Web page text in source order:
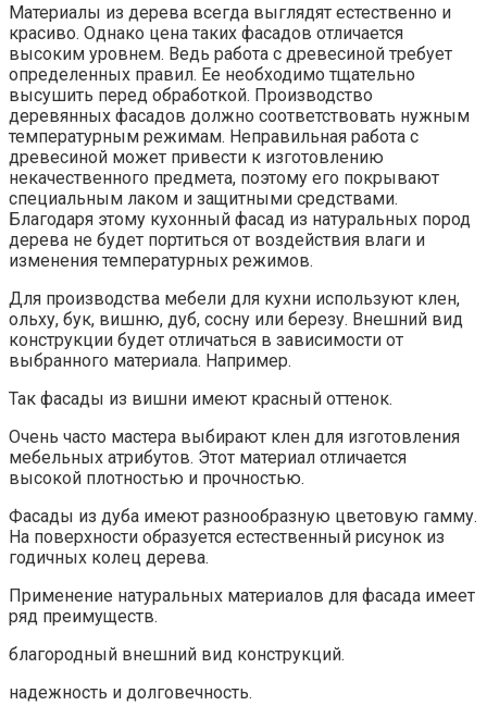
Материалы из дерева всегда выглядят естественно и
красиво. Однако цена таких фасадов отличается
высоким уровнем. Ведь работа с древесиной требует
определенных правил. Ее необходимо тщательно
высушить перед обработкой. Производство
деревянных фасадов должно соответствовать нужным
температурным режимам. Неправильная работа с
древесиной может привести к изготовлению
некачественного предмета, поэтому его покрывают
специальным лаком и защитными средствами.
Благодаря этому кухонный фасад из натуральных пород
дерева не будет портиться от воздействия влаги и
изменения температурных режимов.
Для производства мебели для кухни используют клен,
ольху, бук, вишню, дуб, сосну или березу. Внешний вид
конструкции будет отличаться в зависимости от
выбранного материала. Например.
Так фасады из вишни имеют красный оттенок.
Очень часто мастера выбирают клен для изготовления
мебельных атрибутов. Этот материал отличается
высокой плотностью и прочностью.
Фасады из дуба имеют разнообразную цветовую гамму.
На поверхности образуется естественный рисунок из
годичных колец дерева.
Применение натуральных материалов для фасада имеет
ряд преимуществ.
благородный внешний вид конструкций.
надежность и долговечность.